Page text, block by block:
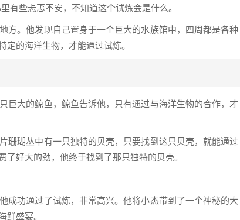
有些忐忑不安，不知道这个试炼会是什么。
方。他发现自己置身于一个巨大的水族馆中，四周都是各种
的海洋生物，才能通过试炼。
巨大的鲸鱼，鲸鱼告诉他，只有通过与海洋生物的合作，才
珊瑚丛中有一只独特的贝壳，只要找到这只贝壳，就能通过
好大的劲，他终于找到了那只独特的贝壳。
成功通过了试炼，非常高兴。他将小杰带到了一个神秘的大
鲜盛宴。